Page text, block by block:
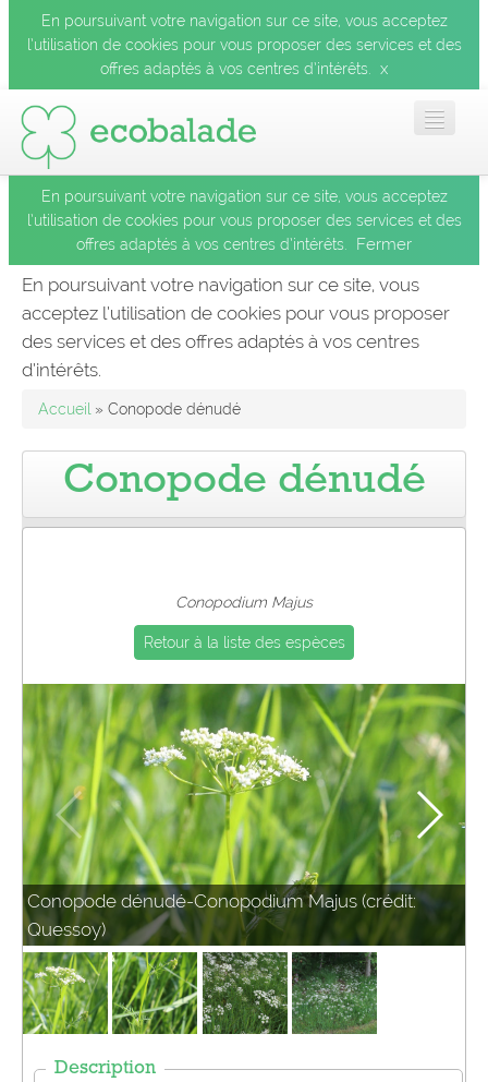
En poursuivant votre navigation sur ce site, vous acceptez
l’utilisation de cookies pour vous proposer des services et des
offres adaptés à vos centres d’intérêts.
x
Accueil
Les balades
Les espèces
Le blog
Pro
En poursuivant votre navigation sur ce site, vous acceptez
l’utilisation de cookies pour vous proposer des services et des
offres adaptés à vos centres d’intérêts.
Fermer
En poursuivant votre navigation sur ce site, vous
acceptez l’utilisation de cookies pour vous proposer
des services et des offres adaptés à vos centres
d’intérêts.
Accueil » Conopode dénudé
Conopode dénudé
Conopodium Majus
Retour à la liste des espèces
Conopode dénudé-Conopodium Majus (crédit:
Quessoy)
Description